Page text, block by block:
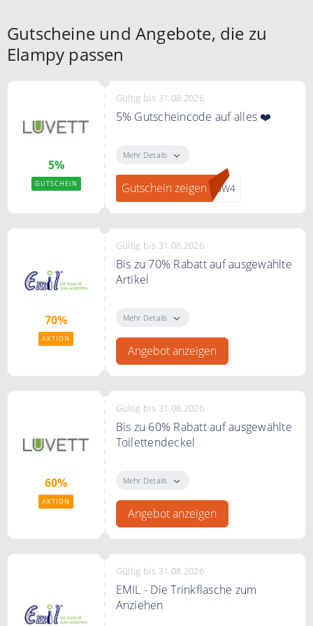
Gutscheine und Angebote, die zu
Elampy passen
5%
GUTSCHEIN
Gültig bis 31.08.2026
5% Gutscheincode auf alles ❤️
Ihre gesamte Bestellung.
Mehr Details
Gutschein zeigen 36W4
70%
AKTION
Gültig bis 31.08.2026
Bis zu 70% Rabatt auf ausgewählte
Artikel
ausgewählte Artikel
Mehr Details
Angebot anzeigen
60%
AKTION
Gültig bis 31.08.2026
Bis zu 60% Rabatt auf ausgewählte
Toilettendeckel
Toilettendeckel im Sale
Mehr Details
Angebot anzeigen
Gültig bis 31.08.2026
EMIL - Die Trinkflasche zum
Anziehen